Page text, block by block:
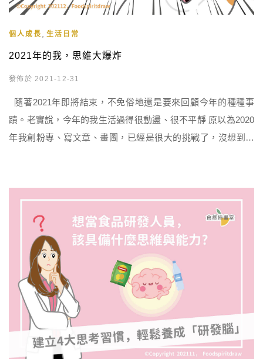
個人成長 生活日常
2021年的我，思維大爆炸
發佈於 2021-12-31
隨著2021年即將結束，不免俗地還是要來回顧今年的種種事
蹟。老實說，今年的我生活過得很動盪、很不平靜 原以為2020
年我創粉專、寫文章、畫圖，已經是很大的挑戰了，沒想到今
些前輩、朋友的幫忙，才得以順利完成，真的萬分感謝阿~~我